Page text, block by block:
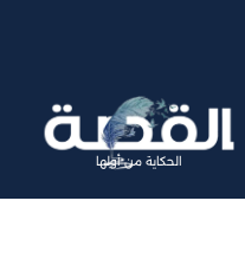
الحكاية من أولها